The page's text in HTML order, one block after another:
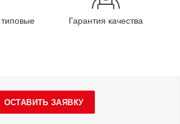
Гарантия качества
ОСТАВИТЬ ЗАЯВКУ